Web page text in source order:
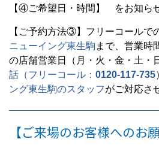
【④ご希望日・時間】 をお知ら
【ご予約方法③】フリーコールで
ニューイング東生駒 まで、営業時
の店舗営業日（月・火・金・土・
話（フリーコール： 0120-117-735
ング東生駒のスタッフがご対応さ
【ご来場のお客様へのお願